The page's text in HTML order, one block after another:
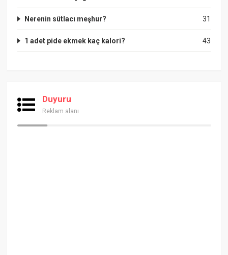
31
Nerenin sütlacı meşhur?
43
1 adet pide ekmek kaç kalori?
Duyuru
Reklam alanı